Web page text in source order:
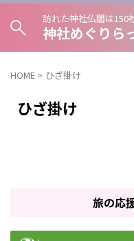
訪れた神社仏閣は150
神社めぐりら
HOME > ひざ掛け
ひざ掛け
旅の応